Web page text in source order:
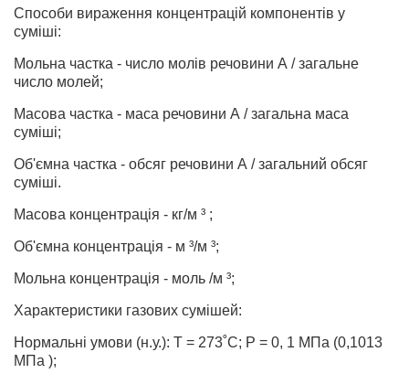
Способи вираження концентрацій компонентів у
суміші:
Мольна частка - число молів речовини А / загальне
число молей;
Масова частка - маса речовини А / загальна маса
суміші;
Об'ємна частка - обсяг речовини А / загальний обсяг
суміші.
Масова концентрація - кг/м ³ ;
Об'ємна концентрація - м ³/м ³;
Мольна концентрація - моль /м ³;
Характеристики газових сумішей:
Нормальні умови (н.у.): Т = 273˚С; Р = 0, 1 МПа (0,1013
МПа );